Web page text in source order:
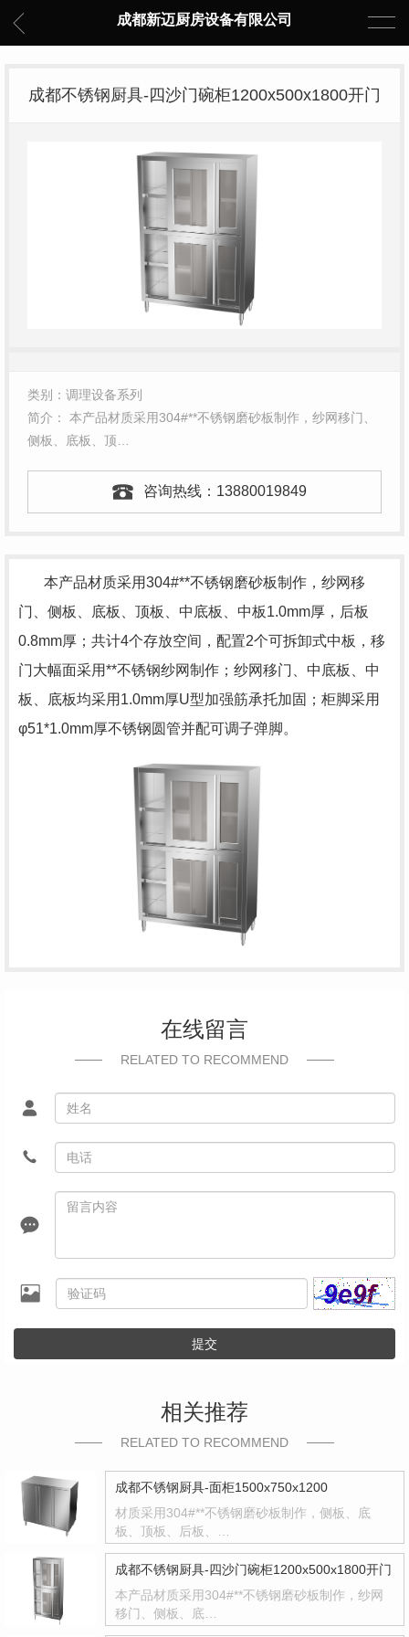
成都新迈厨房设备有限公司
成都不锈钢厨具-四沙门碗柜1200x500x1800开门
类别：调理设备系列
简介： 本产品材质采用304#**不锈钢磨砂板制作，纱网移门、
侧板、底板、顶…
咨询热线： 13880019849
本产品材质采用304#**不锈钢磨砂板制作，纱网移
门、侧板、底板、顶板、中底板、中板1.0mm厚，后板
0.8mm厚；共计4个存放空间，配置2个可拆卸式中板，移
门大幅面采用**不锈钢纱网制作；纱网移门、中底板、中
板、底板均采用1.0mm厚U型加强筋承托加固；柜脚采用
φ51*1.0mm厚不锈钢圆管并配可调子弹脚。
在线留言
RELATED TO RECOMMEND
提交
相关推荐
RELATED TO RECOMMEND
成都不锈钢厨具-面柜1500x750x1200
材质采用304#**不锈钢磨砂板制作，侧板、底
板、顶板、后板、…
成都不锈钢厨具-四沙门碗柜1200x500x1800开门
本产品材质采用304#**不锈钢磨砂板制作，纱网
移门、侧板、底…